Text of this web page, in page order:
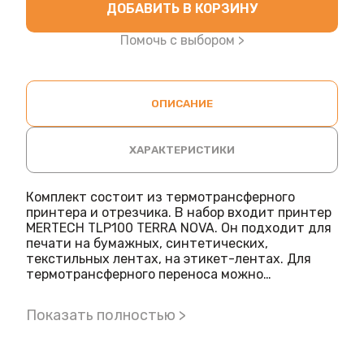
ДОБАВИТЬ В КОРЗИНУ
Помочь с выбором >
ОПИСАНИЕ
ХАРАКТЕРИСТИКИ
Комплект состоит из термотрансферного
принтера и отрезчика. В набор входит принтер
MERTECH TLP100 TERRA NOVA. Он подходит для
печати на бумажных, синтетических,
текстильных лентах, на этикет-лентах. Для
термотрансферного переноса можно
Характеристики принтера Модель TLP100
Показать полностью >